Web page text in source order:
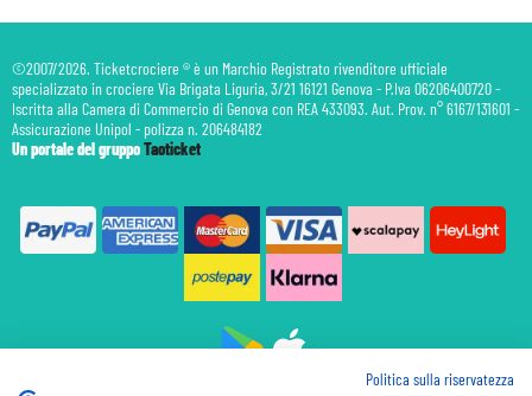
©2007/2026. Ticketcrociere ® è un Marchio Registrato rivenditore ufficiale
specializzato in crociere Via Brigata Liguria, 3/21 16121 Genova - P.Iva 06206400720 -
Iscritta alla Camera di Commercio di Genova con REA 433093. Aut. Prov. n° 6167/131601 -
Assicurazione Unipol - polizza n. 206484182
Un portale del gruppoTaoticket
Politica sulla riservatezza